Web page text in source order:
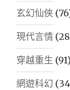
玄幻仙俠
現代言情
穿越重生 (91)
網遊科幻